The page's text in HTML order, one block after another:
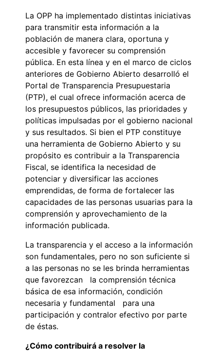
La OPP ha implementado distintas iniciativas
para transmitir esta información a la
población de manera clara, oportuna y
accesible y favorecer su comprensión
pública. En esta línea y en el marco de ciclos
anteriores de Gobierno Abierto desarrolló el
Portal de Transparencia Presupuestaria
(PTP), el cual ofrece información acerca de
los presupuestos públicos, las prioridades y
políticas impulsadas por el gobierno nacional
y sus resultados. Si bien el PTP constituye
una herramienta de Gobierno Abierto y su
propósito es contribuir a la Transparencia
Fiscal, se identifica la necesidad de
potenciar y diversificar las acciones
emprendidas, de forma de fortalecer las
capacidades de las personas usuarias para la
comprensión y aprovechamiento de la
información publicada.
La transparencia y el acceso a la información
son fundamentales, pero no son suficiente si
a las personas no se les brinda herramientas
que favorezcan la comprensión técnica
básica de esa información, condición
necesaria y fundamental para una
participación y contralor efectivo por parte
de éstas.
¿Cómo contribuirá a resolver la